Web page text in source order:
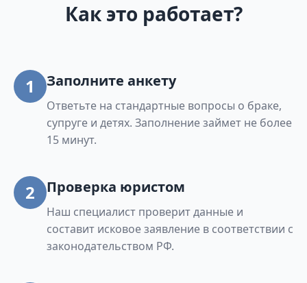
Как это работает?
1 Заполните анкету
Ответьте на стандартные вопросы о браке,
супруге и детях. Заполнение займет не более
15 минут.
2 Проверка юристом
Наш специалист проверит данные и
составит исковое заявление в соответствии с
законодательством РФ.